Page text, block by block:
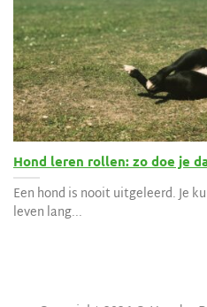
Hond leren rollen: zo doe je
Een hond is nooit uitgeleerd. Je
leven lang...